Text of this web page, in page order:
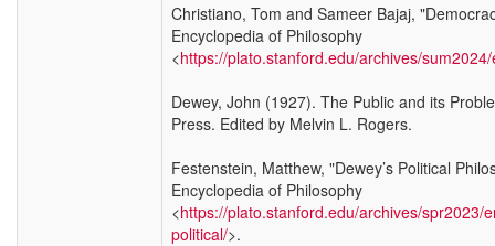
Christiano, Tom and Sameer Bajaj,
Encyclopedia of Philosophy
<https://plato.stanford.edu/archives/
Dewey, John (1927). The Public and its
Press. Edited by Melvin L. Rogers.
Festenstein, Matthew, "Dewey’s Political
Encyclopedia of Philosophy
<https://plato.stanford.edu/archives/spr2023/
political/>.